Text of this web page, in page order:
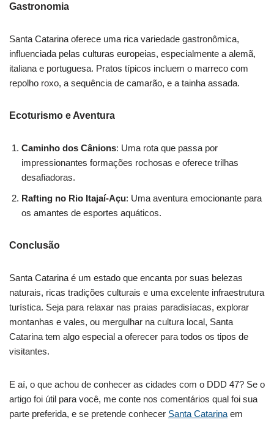
Gastronomia
Santa Catarina oferece uma rica variedade gastronômica,
influenciada pelas culturas europeias, especialmente a alemã,
italiana e portuguesa. Pratos típicos incluem o marreco com
repolho roxo, a sequência de camarão, e a tainha assada.
Ecoturismo e Aventura
Caminho dos Cânions: Uma rota que passa por
impressionantes formações rochosas e oferece trilhas
desafiadoras.
Rafting no Rio Itajaí-Açu: Uma aventura emocionante para
os amantes de esportes aquáticos.
Conclusão
Santa Catarina é um estado que encanta por suas belezas
naturais, ricas tradições culturais e uma excelente infraestrutura
turística. Seja para relaxar nas praias paradisíacas, explorar
montanhas e vales, ou mergulhar na cultura local, Santa
Catarina tem algo especial a oferecer para todos os tipos de
visitantes.
E aí, o que achou de conhecer as cidades com o DDD 47? Se o
artigo foi útil para você, me conte nos comentários qual foi sua
parte preferida, e se pretende conhecer Santa Catarina em